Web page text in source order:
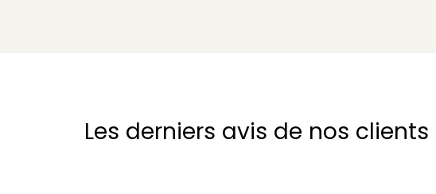
Les derniers avis de nos clients